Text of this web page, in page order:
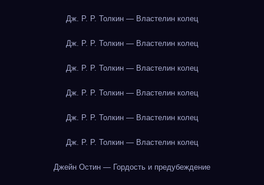
Дж. Р. Р. Толкин — Властелин колец
Дж. Р. Р. Толкин — Властелин колец
Дж. Р. Р. Толкин — Властелин колец
Дж. Р. Р. Толкин — Властелин колец
Дж. Р. Р. Толкин — Властелин колец
Дж. Р. Р. Толкин — Властелин колец
Джейн Остин — Гордость и предубеждение